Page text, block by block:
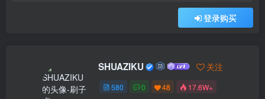
登录购买
SHUAZIKU 关注
580 0 48 17.6W+